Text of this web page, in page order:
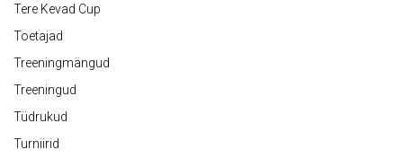
Tere Kevad Cup
Toetajad
Treeningmängud
Treeningud
Tüdrukud
Turniirid